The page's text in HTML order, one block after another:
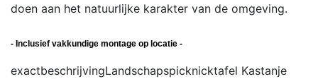
doen aan het natuurlijke karakter van de omgeving.
- Inclusief vakkundige montage op locatie -
exactbeschrijvingLandschapspicknicktafel Kastanje